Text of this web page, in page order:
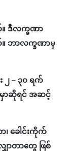
ဒီလက္ခဏာ
။ ဘာလက္ခဏာမှ
၂ – ၃၀ ရက်
မှာဆိုရင် အဆင့်
၊ ခေါင်းကိုက်
ာတာတွေ ဖြစ်